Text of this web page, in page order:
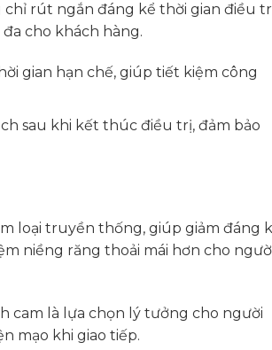
rút ngắn đáng kể thời gian điều
cho khách hàng.
gian hạn chế, giúp tiết kiệm công
sau khi kết thúc điều trị, đảm bảo
loại truyền thống, giúp giảm đáng
niềng răng thoải mái hơn cho
cam là lựa chọn lý tưởng cho người
mạo khi giao tiếp.